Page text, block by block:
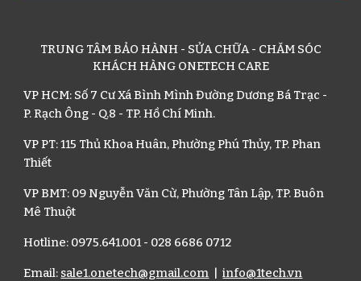
TRUNG TÂM BẢO HÀNH - SỬA CHỮA - CHĂM SÓC
KHÁCH HÀNG ONETECH CARE
VP HCM: Số 7 Cư Xá Bình Mình Đường Dương Bá Trạc -
P. Rạch Ông - Q.8 - TP. Hồ Chí Minh.
VP PT:115 Thủ Khoa Huân, Phường Phú Thủy, TP.Phan
Thiết
VP BMT: 09 Nguyễn Văn Cừ, Phường Tân Lập, TP.Buôn
Mê Thuột
Hotline: 0975.641.001 - 028 6686 0712
Email: sale1.onetech@gmail.com |info@1tech.vn